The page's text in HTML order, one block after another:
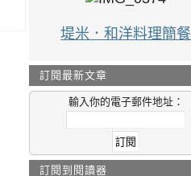
堤米．和洋料理簡餐
訂閱最新文章
輸入你的電子郵件地址：
訂閱到閱讀器